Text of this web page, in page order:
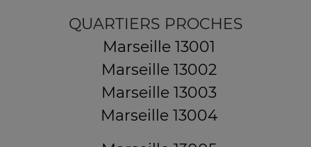
QUARTIERS PROCHES
Marseille 13001
Marseille 13002
Marseille 13003
Marseille 13004